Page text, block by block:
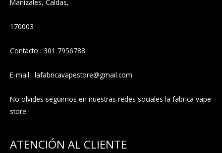
Manizales, Caldas,
170003
Contacto : 301 7956788
E-mail : lafabricavapestore@gmail.com
No olvides seguirnos en nuestras redes sociales la fabrica vape
store.
ATENCIÓN AL CLIENTE